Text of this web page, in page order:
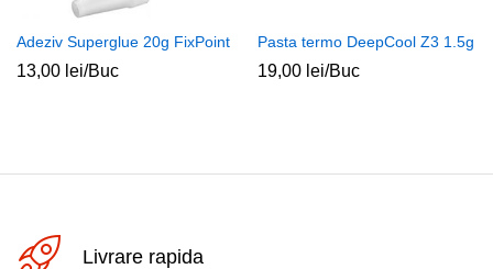
Adeziv Superglue 20g FixPoint
13,00 lei/Buc
Pasta termo DeepCool Z3 1.5g
19,00 lei/Buc
Livrare rapida